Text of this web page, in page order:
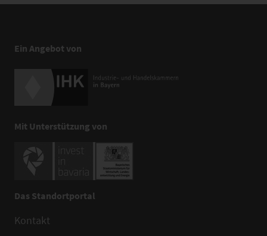
Ein Angebot von
Mit Unterstützung von
Das Standortportal
Kontakt